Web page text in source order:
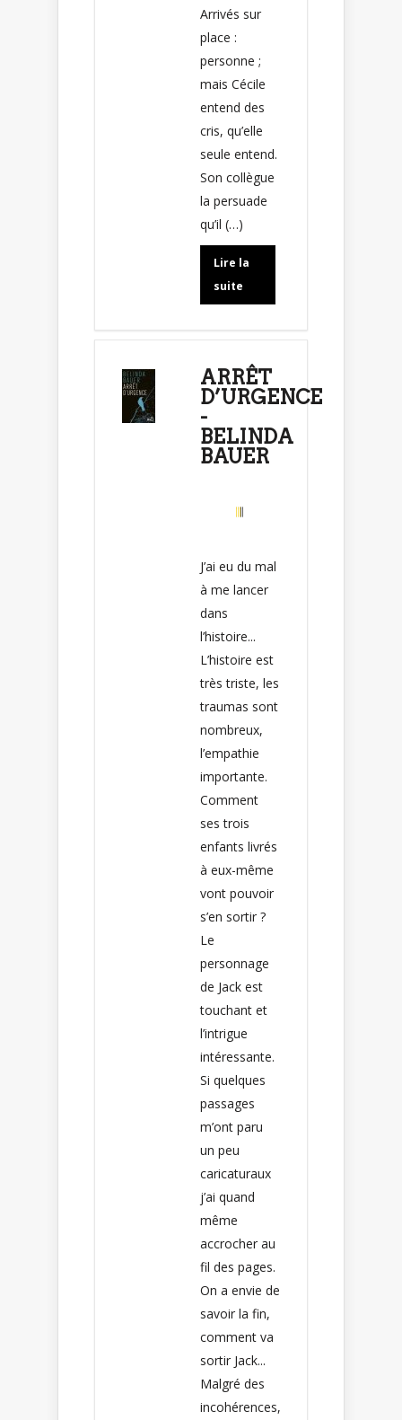
Arrivés sur
place :
personne ;
mais Cécile
entend des
cris, qu’elle
seule entend.
Son collègue
la persuade
qu’il (…)
Lire la
suite
ARRÊT
D’URGENCE
-
BELINDA
BAUER
J’ai eu du mal
à me lancer
dans
l’histoire...
L’histoire est
très triste, les
traumas sont
nombreux,
l’empathie
importante.
Comment
ses trois
enfants livrés
à eux-même
vont pouvoir
s’en sortir ?
Le
personnage
de Jack est
touchant et
l’intrigue
intéressante.
Si quelques
passages
m’ont paru
un peu
caricaturaux
j’ai quand
même
accrocher au
fil des pages.
On a envie de
savoir la fin,
comment va
sortir Jack...
Malgré des
incohérences,